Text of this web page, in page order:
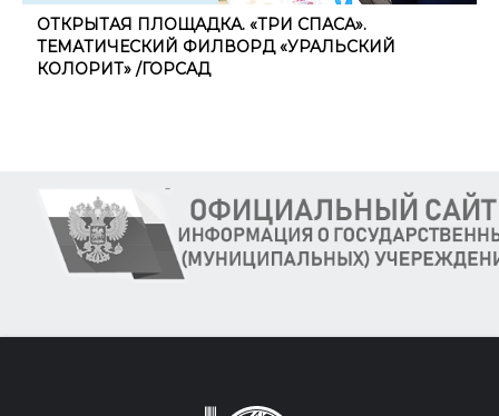
ОТКРЫТАЯ ПЛОЩАДКА. «ТРИ СПАСА».
ТЕМАТИЧЕСКИЙ ФИЛВОРД «УРАЛЬСКИЙ
КОЛОРИТ» /ГОРСАД